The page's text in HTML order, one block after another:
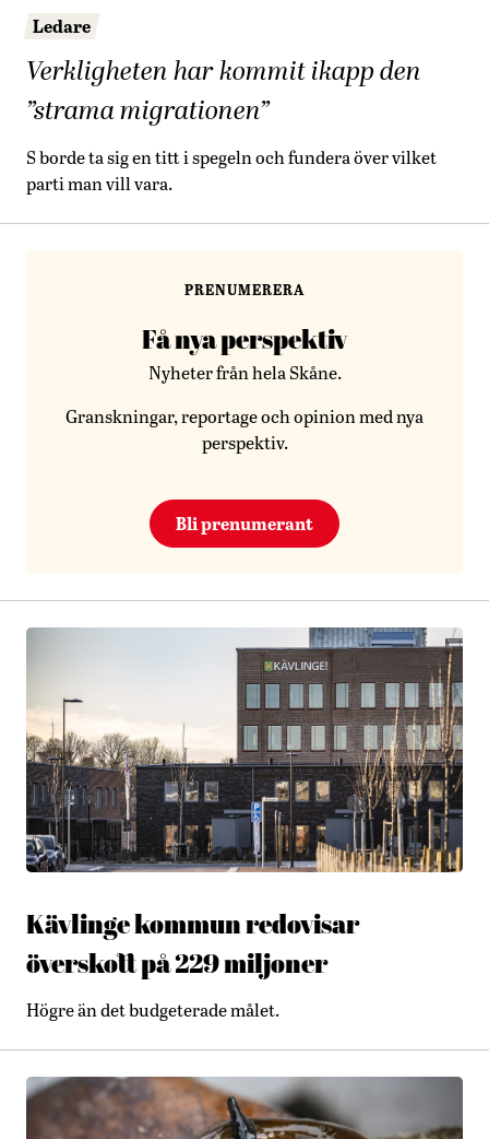
Ledare
Verkligheten har kommit ikapp den
”strama migrationen”
S borde ta sig en titt i spegeln och fundera över vilket
parti man vill vara.
PRENUMERERA
Få nya perspektiv
Nyheter från hela Skåne.
Granskningar, reportage och opinion med nya
perspektiv.
Bli prenumerant
Kävlinge kommun redovisar
överskott på 229 miljoner
Högre än det budgeterade målet.